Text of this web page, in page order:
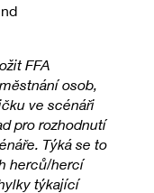
FFA
osob,
ve scénáři
pro rozhodnutí
Týká se to
herců/hercí
týkající